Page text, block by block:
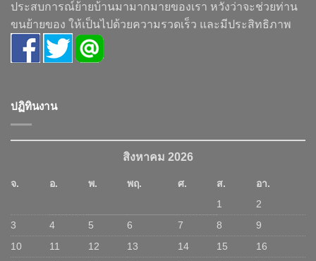
ประสบการณ์ย้ายบ้านมามากมายของเรา หวังว่าจะช่วยท่าน
ขนย้ายของ ให้เป็นไปด้วยความรวดเร็ว และมีประสิทธิภาพ
ปฏิทินงาน
สิงหาคม 2026
จ. อ. พ. พฤ. ศ. ส.
อา.
1
2
3
4 5 6 7 8
9
10
11 12 13 14 15
16